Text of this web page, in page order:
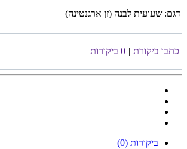
דגם: שעועית לבנה (זן ארגנטינה)
כתבו ביקורת | 0 ביקורות
ביקורות (0)